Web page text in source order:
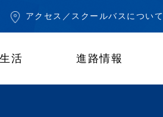
アクセス／スクールバスについて
活 進路情報